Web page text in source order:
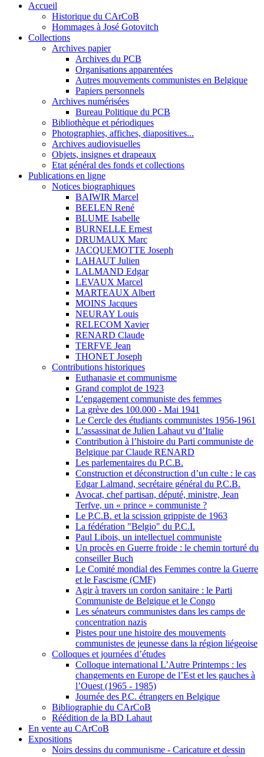
Accueil
Historique du CArCoB
Hommages à José Gotovitch
Collections
Archives papier
Archives du PCB
Organisations apparentées
Autres mouvements communistes en Belgique
Papiers personnels
Archives numérisées
Bureau Politique du PCB
Bibliothèque et périodiques
Photographies, affiches, diapositives...
Archives audiovisuelles
Objets, insignes et drapeaux
Etat général des fonds et collections
Publications en ligne
Notices biographiques
BAIWIR Marcel
BEELEN René
BLUME Isabelle
BURNELLE Ernest
DRUMAUX Marc
JACQUEMOTTE Joseph
LAHAUT Julien
LALMAND Edgar
LEVAUX Marcel
MARTEAUX Albert
MOINS Jacques
NEURAY Louis
RELECOM Xavier
RENARD Claude
TERFVE Jean
THONET Joseph
Contributions historiques
Euthanasie et communisme
Grand complot de 1923
L’engagement communiste des femmes
La grève des 100.000 - Mai 1941
Le Cercle des étudiants communistes 1956-1961
L’assassinat de Julien Lahaut vu d’Italie
Contribution à l’histoire du Parti communiste de
Belgique par Claude RENARD
Les parlementaires du P.C.B.
Construction et déconstruction d’un culte : le cas
Edgar Lalmand, secrétaire général du P.C.B.
Avocat, chef partisan, député, ministre, Jean
Terfve, un « prince » communiste ?
Le P.C.B. et la scission grippiste de 1963
La fédération "Belgio" du P.C.I.
Paul Libois, un intellectuel communiste
Un procès en Guerre froide : le chemin torturé du
conseiller Buch
Le Comité mondial des Femmes contre la Guerre
et le Fascisme (CMF)
Agir à travers un cordon sanitaire : le Parti
Communiste de Belgique et le Congo
Les sénateurs communistes dans les camps de
concentration nazis
Pistes pour une histoire des mouvements
communistes de jeunesse dans la région liégeoise
Colloques et journées d’études
Colloque international L’Autre Printemps : les
changements en Europe de l’Est et les gauches à
l’Ouest (1965 - 1985)
Journée des P.C. étrangers en Belgique
Bibliographie du CArCoB
Réédition de la BD Lahaut
En vente au CArCoB
Expositions
Noirs dessins du communisme - Caricature et dessin